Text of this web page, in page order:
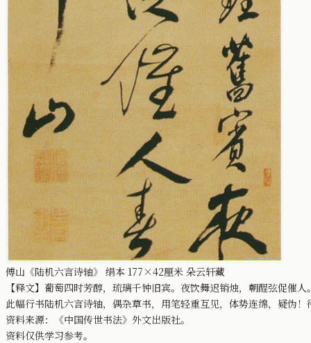
傅山《陆机六言诗轴》 绢本 177×42厘米 朵云轩藏
【释文】葡萄四时芳醇，琉璃千钟旧宾。夜饮舞迟销烛，朝酲弦促催
此幅行书陆机六言诗轴，偶杂草书，用笔轻重互见，体势连绵，疑伪！
资料来源：《中国传世书法》外文出版社。
资料仅供学习参考。